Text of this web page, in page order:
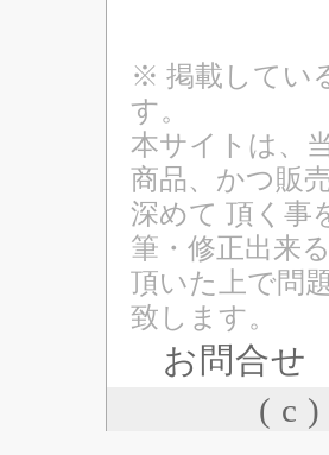
※ 掲載してい
す。
本サイトは、
商品、かつ販
深めて 頂く事
筆・修正出来
頂いた上で問
致します。
お問合せ
( c